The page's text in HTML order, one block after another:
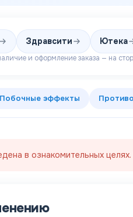
Здравсити Ютека
и оформление заказа — на
Побочные эффекты
в ознакомительных